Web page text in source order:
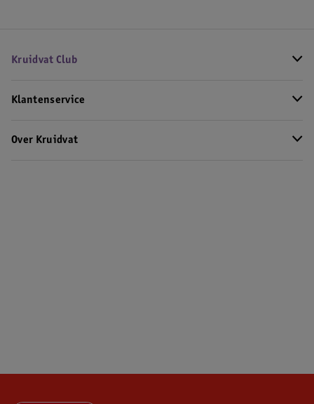
Kruidvat Club
Klantenservice
Over Kruidvat